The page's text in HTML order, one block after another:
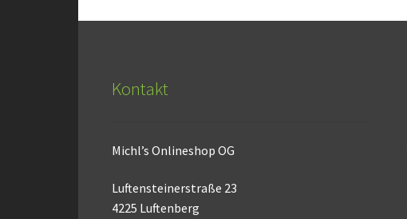
Kontakt
Michl’s Onlineshop OG
Luftensteinerstraße 23
4225 Luftenberg